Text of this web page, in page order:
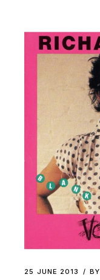
25 JUNE 2013 BY